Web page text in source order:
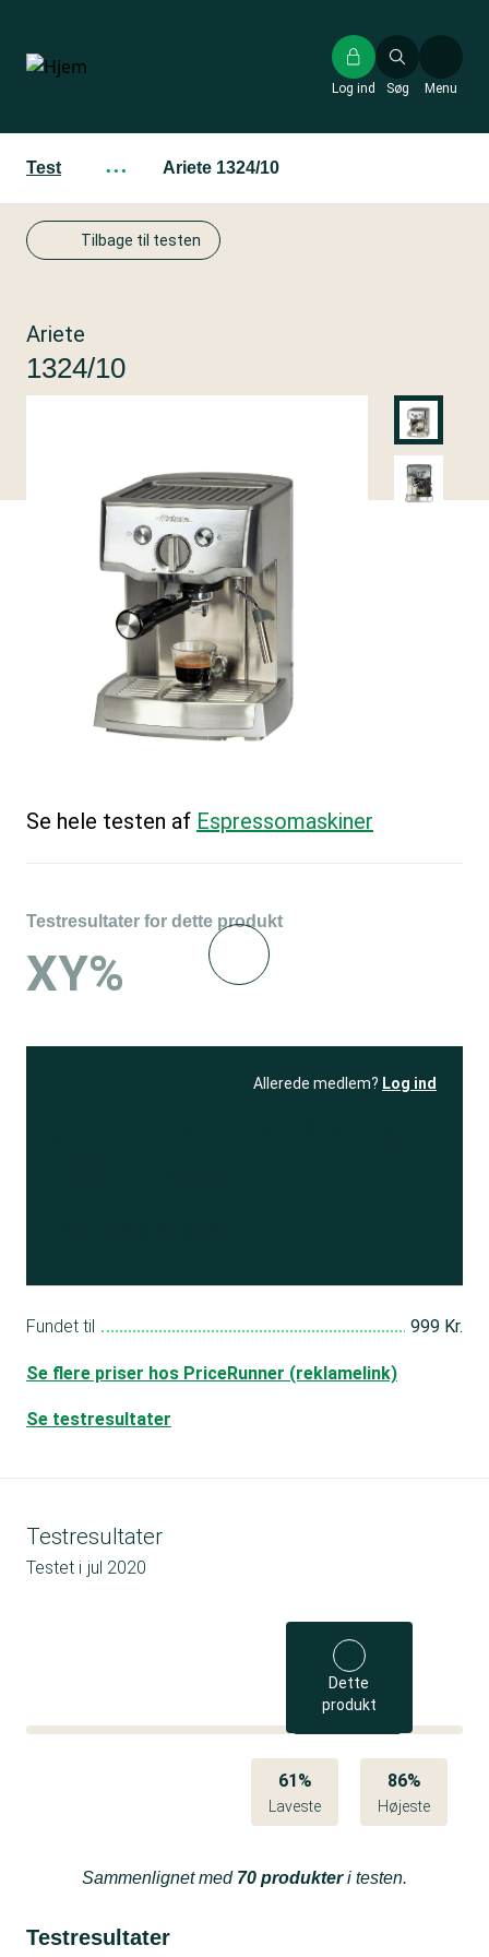
hovedindhold
Søg
Log ind Menu
Test ··· Ariete 1324/10
Tilbage til testen
Ariete
1324/10
Se hele testen af Espressomaskiner
Testresultater for dette produkt
XY%
Allerede medlem? Log ind
Fundet til 999 Kr.
Se flere priser hos PriceRunner (reklamelink)
Se testresultater
Testresultater
Testet i jul 2020
Dette
produkt
61%
Laveste
86%
Højeste
Sammenlignet med 70 produkteri testen.
Testresultater